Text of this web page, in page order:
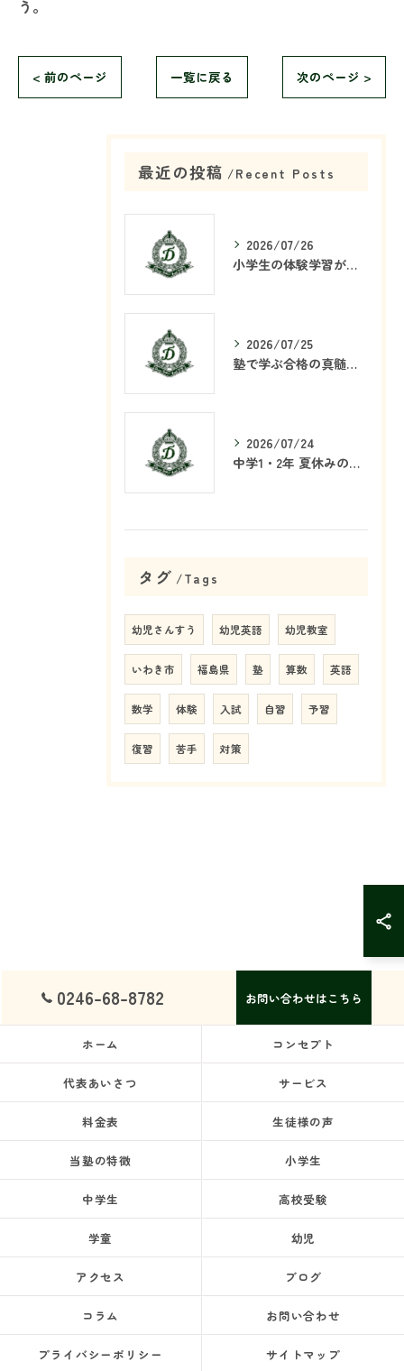
う。
< 前のページ 一覧に戻る 次のページ >
最近の投稿 Recent Posts
2026/07/26
小学生の体験学習が塾で重要な理由
2026/07/25
塾で学ぶ合格の真髄とは何か
2026/07/24
中学1・2年 夏休みの学習戦略
タグ Tags
幼児さんすう 幼児英語 幼児教室
いわき市 福島県 塾 算数 英語
数学 体験 入試 自習 予習
復習 苦手 対策
0246-68-8782 お問い合わせはこちら
ホーム コンセプト
代表あいさつ サービス
料金表 生徒様の声
当塾の特徴 小学生
中学生 高校受験
学童 幼児
アクセス ブログ
コラム お問い合わせ
プライバシーポリシー サイトマップ